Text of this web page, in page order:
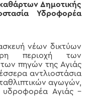
Δημοτικής
Υδροφορέα
νέων δικτύων
περιοχή των
πηγών της Αγιάς
αντλιοστάσια
αγωγών,
υδροφορέα Αγιάς –